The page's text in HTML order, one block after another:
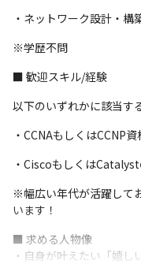
・ネットワーク設計・構
※学歴不問
■ 歓迎スキル/経験
以下のいずれかに該当す
・CCNAもしくはCCNP
・Ciscoもしくは
※幅広い年代が活躍して
います！
■ 求める人物像
・自身が叶えたい「嬉